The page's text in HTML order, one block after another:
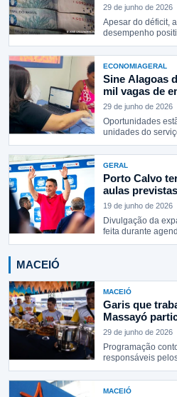
29 de junho de 2026
Apesar do déficit,
desempenho
Central…
ECONOMIAGERAL
Sine Alagoas
mil vagas de
29 de junho de 2026
Oportunidades
unidades do
GERAL
Porto Calvo
aulas
semestre de
19 de junho de 2026
Divulgação da
feita durante
MACEIÓ
MACEIÓ
Garis que
Massayó
manhã especial
29 de junho de 2026
Programação
responsáveis
MACEIÓ